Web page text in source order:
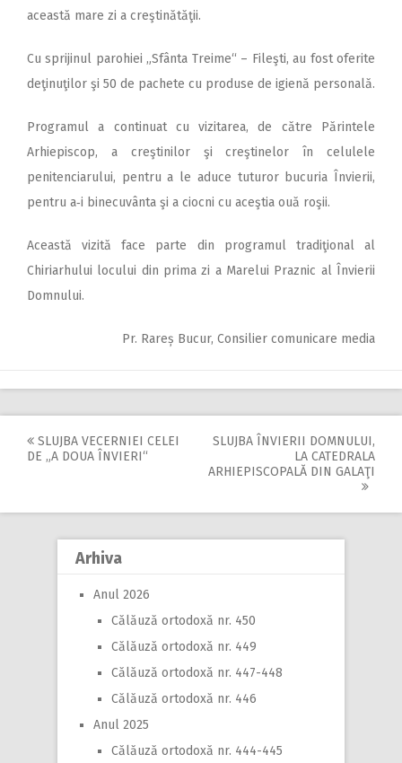
această mare zi a creştinătăţii.
Cu sprijinul parohiei „Sfânta Treime“ – Fileşti, au fost oferite
deţinuţilor şi 50 de pachete cu produse de igienă personală.
Programul a continuat cu vizitarea, de către Părintele
Arhiepiscop, a creştinilor şi creştinelor în celulele
penitenciarului, pentru a le aduce tuturor bucuria Învierii,
pentru a‑i binecuvânta şi a ciocni cu aceştia ouă roşii.
Această vizită face parte din programul tradiţional al
Chiriarhului locului din prima zi a Marelui Praznic al Învierii
Domnului.
Pr. Rareș Bucur, Consilier comunicare media
Post
SLUJBA VECERNIEI CELEI
DE „A DOUA ÎNVIERI“
SLUJBA ÎNVIERII DOMNULUI,
LA CATEDRALA
ARHIEPISCOPALĂ DIN GALAŢI
Arhiva
Anul 2026
Călăuză ortodoxă nr. 450
Călăuză ortodoxă nr. 449
Călăuză ortodoxă nr. 447-448
Călăuză ortodoxă nr. 446
Anul 2025
Călăuză ortodoxă nr. 444-445